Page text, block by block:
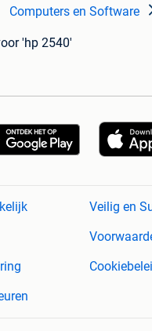
Computers en Software
'hp 2540'
Veilig en